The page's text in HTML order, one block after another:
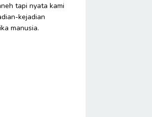
tapi nyata kami
kejadian
manusia.